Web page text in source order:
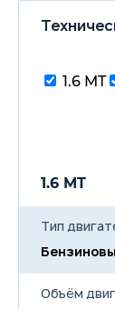
1.6 MT
1.6 MT
Тип
Объём